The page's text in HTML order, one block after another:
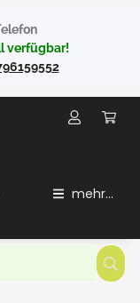
verfügbar!
mehr...